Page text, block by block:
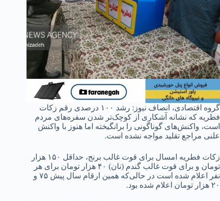
گروه اقتصادی، انصاف نیوز: رشد ۱۰۰ درصدی رقم زکات
فطریه که نشانه آشکاری از کوچک‌تر شدن سفره‌های مردم
است، واکنش‌های گوناگونی را برانگیخته اما هنوز با واکنش
علنی مراجع تقلید مواجه نشده است.
زکات فطریه امسال برای قوت غالب برنج، حداقل ۱۵۰ هزار
تومان و برای قوت غالب گندم (نان) ۴۰ هزار تومان برای هر
نفر اعلام شده است در حالی‌که همین ارقام سال پیش ۷۵ و
۲۰ هزار تومان اعلام شده بود.